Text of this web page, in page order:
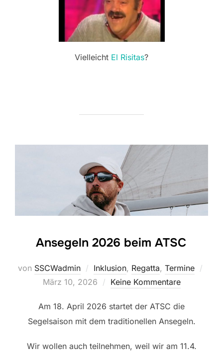
Vielleicht El Risitas?
Ansegeln 2026 beim ATSC
von SSCWadmin Inklusion, Regatta, Termine
März 10, 2026 Keine Kommentare
Am 18. April 2026 startet der ATSC die
Segelsaison mit dem traditionellen Ansegeln.
Wir wollen auch teilnehmen, weil wir am 11.4.